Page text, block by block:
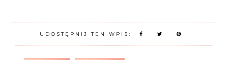
UDOSTĘPNIJ TEN WPIS: